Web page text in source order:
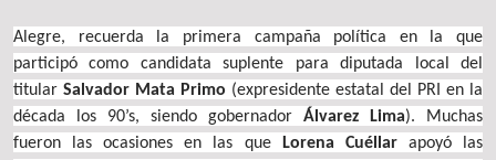
Alegre, recuerda la primera campaña política en la que
participó como candidata suplente para diputada local del
titular Salvador Mata Primo (expresidente estatal del PRI en la
década los 90’s, siendo gobernador Álvarez Lima). Muchas
fueron las ocasiones en las que
Lorena Cuéllarapoyó las